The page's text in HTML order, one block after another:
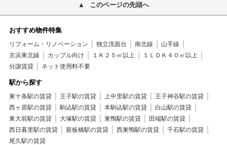
このページの先頭へ
おすすめ物件特集
リフォーム・リノベーション 独立洗面台 南北線
山手線
京浜東北線
カップル向け １Ｋ２５㎡以上
１ＬＤＫ４０㎡以上
分譲賃貸
ネット使用料不要
駅から探す
東十条駅の賃貸 王子駅の賃貸 上中里駅の賃貸
王子神谷駅の賃貸
西ヶ原駅の賃貸
駒込駅の賃貸 本駒込駅の賃貸
白山駅の賃貸
東大前駅の賃貸
大塚駅の賃貸 巣鴨駅の賃貸
田端駅の賃貸
西日暮里駅の賃貸
新板橋駅の賃貸 西巣鴨駅の賃貸
千石駅の賃貸
尾久駅の賃貸